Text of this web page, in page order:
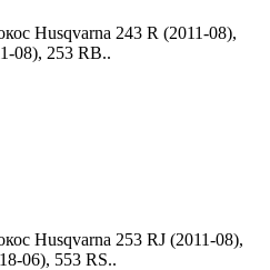
Husqvarna 243 R (2011-08),
08), 253 RB..
Husqvarna 253 RJ (2011-08),
06), 553 RS..